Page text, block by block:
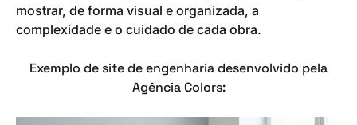
mostrar, de forma visual e organizada, a
complexidade e o cuidado de cada obra.
Exemplo de site de engenharia desenvolvido pela
Agência Colors: